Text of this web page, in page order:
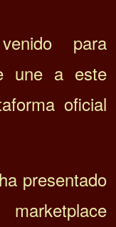
para
une a este
oficial
presentado
marketplace